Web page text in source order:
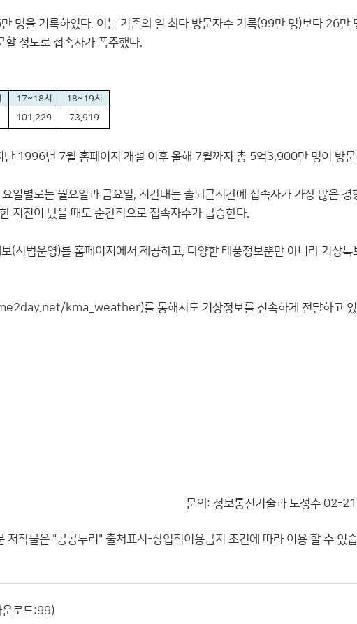
명을 기록하였다. 이는 기존의 일 최다 방문자수 기록(99만 명)보다 26만
정도로 접속자가 폭주했다.
17~18시
18~19시
101,229 73,919
1996년 7월 홈페이지 개설 이후 올해 7월까지 총 5억3,900만 명이 방
일별로는 월요일과 금요일, 시간대는 출퇴근시간에 접속자가 가장 많은 경
지진이 났을 때도 순간적으로 접속자수가 급증한다.
(시범운영)를 홈페이지에서 제공하고, 다양한 태풍정보뿐만 아니라 기상특
kma_weather)를 통해서도 기상정보를 신속하게 전달하고
문의: 정보통신기술과 도성수 02-
저작물은 "공공누리" 출처표시-상업적이용금지 조건에 따라 이용 할 수 있
로드:99)